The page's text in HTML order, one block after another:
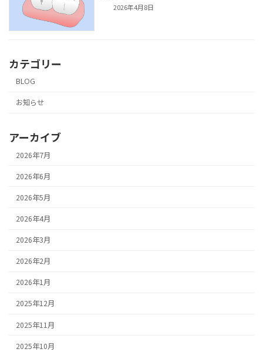
2026年4月8日
カテゴリー
BLOG
お知らせ
アーカイブ
2026年7月
2026年6月
2026年5月
2026年4月
2026年3月
2026年2月
2026年1月
2025年12月
2025年11月
2025年10月